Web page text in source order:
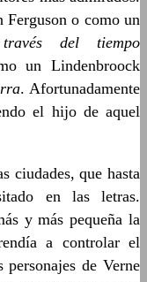
Ferguson o como un
del tiempo
un Lindenbroock
. Afortunadamente
el hijo de aquel
ciudades, que hasta
en las letras.
y más pequeña la
a controlar el
de Verne